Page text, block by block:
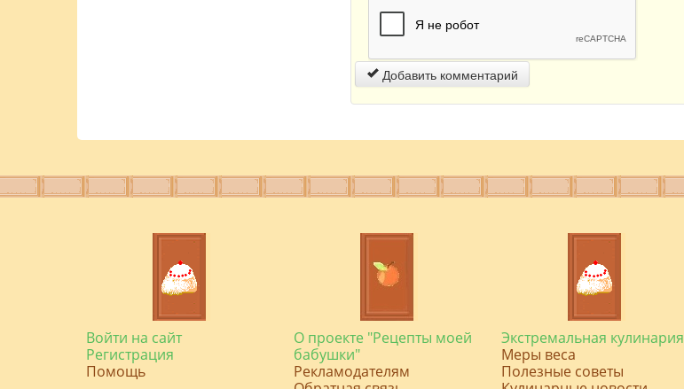
Добавить комментарий
Войти на сайт
Регистрация
Помощь
О проекте "Рецепты моей
бабушки"
Рекламодателям
Экстремальная кулинария
Меры веса
Полезные советы